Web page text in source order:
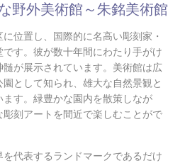
野外美術館～朱銘美術館
位置し、国際的に名高い彫刻家・
す。彼が数十年間にわたり手がけ
が展示されています。 美術館は広
として知られ、雄大な自然景観と
す。緑豊かな園内を散策しなが
刻アートを間近で楽しむことがで
代表するランドマークであるだけ